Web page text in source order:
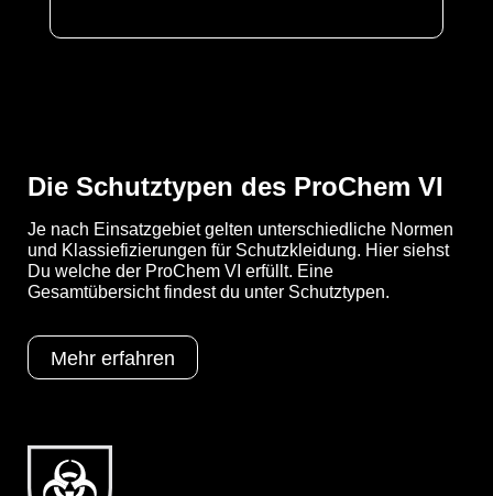
Die Schutztypen des ProChem VI
Je nach Einsatzgebiet gelten unterschiedliche Normen
und Klassiefizierungen für Schutzkleidung. Hier siehst
Du welche der ProChem VI erfüllt. Eine
Gesamtübersicht findest du unter Schutztypen.
Mehr erfahren